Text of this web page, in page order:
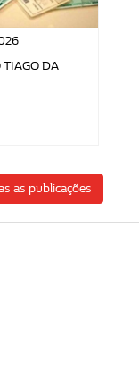
TIAGO DA
as publicações